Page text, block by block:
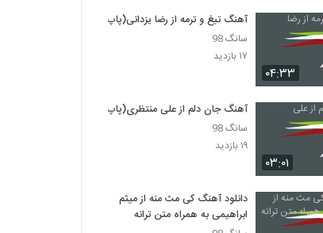
دانلود آهنگ فرزاد راد دلی
۲۰۱ بازدید
دانلود آهنگ نقطه ضعف از رسول نجفی
۲۱۹ بازدید
Crown Shik O Pik)
۱۹۵ بازدید
آهنگ حسن خاکی بنام خنده شیرین
۲۳۴ بازدید
۰۴:۳۳
آهنگ تیغ و ترمه از رضا یزدانی(پاپ)
سانگ 98
۱۷ بازدید
۰۳:۰۱
آهنگ جان دلم از علی منتظری(پاپ)
سانگ 98
۱۹ بازدید
دانلود آهنگ کی مث منه از میثم
ابراهیمی به همراه متن ترانه